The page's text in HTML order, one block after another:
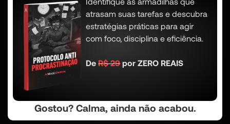
atrasam suas tarefas e descubra
estratégias práticas para agir
com foco, disciplina e eficiência.
DeR$ 29por ZERO REAIS
Gostou? Calma, ainda não acabou.